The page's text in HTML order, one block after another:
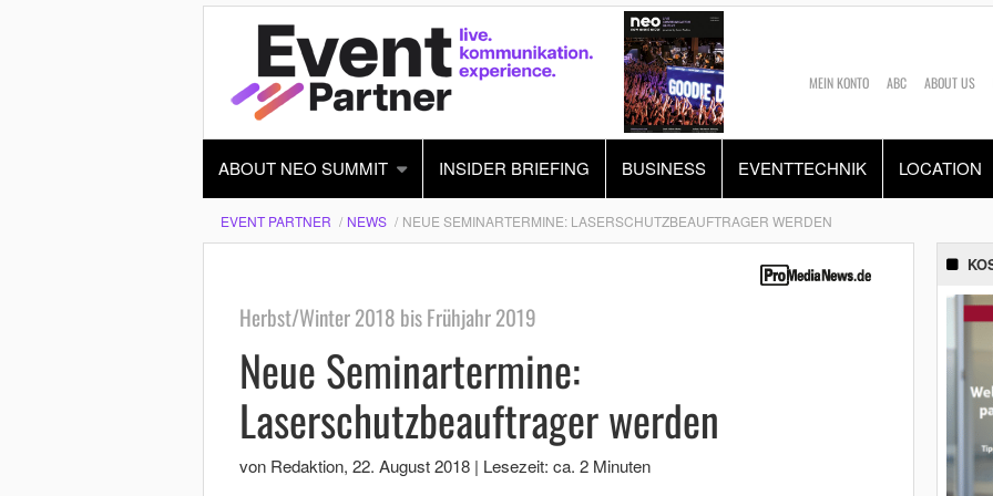
MEIN KONTO ABC ABOUT US
ABOUT NEO SUMMIT INSIDER BRIEFING BUSINESS EVENTTECHNIK LOCATION
EVENT PARTNER NEWS NEUE SEMINARTERMINE: LASERSCHUTZBEAUFTRAGER WERDEN
Herbst/Winter 2018 bis Frühjahr 2019
Neue Seminartermine:
Laserschutzbeauftrager werden
von Redaktion, 22. August 2018 | Lesezeit: ca. 2 Minuten